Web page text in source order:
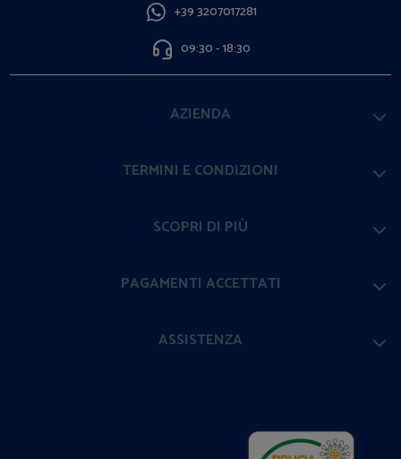
+39 3207017281
09:30 - 18:30
AZIENDA
TERMINI E CONDIZIONI
SCOPRI DI PIÙ
PAGAMENTI ACCETTATI
ASSISTENZA